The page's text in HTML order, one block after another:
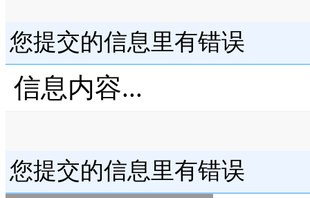
您提交的信息里有错误
信息内容...
您提交的信息里有错误